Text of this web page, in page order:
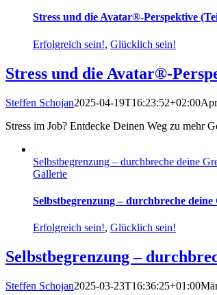
Stress und die Avatar®-Perspektive
Erfolgreich sein!, Glücklich sein!
Stress und die Avatar®-
Steffen Schojan2025-04-19T16:23:52+02:00
Stress im Job? Entdecke Deinen Weg zu mehr
Selbstbegrenzung – durchbreche deine
Gallerie
Selbstbegrenzung – durchbreche deine
Erfolgreich sein!, Glücklich sein!
Selbstbegrenzung –
Steffen Schojan2025-03-23T16:36:25+01:00